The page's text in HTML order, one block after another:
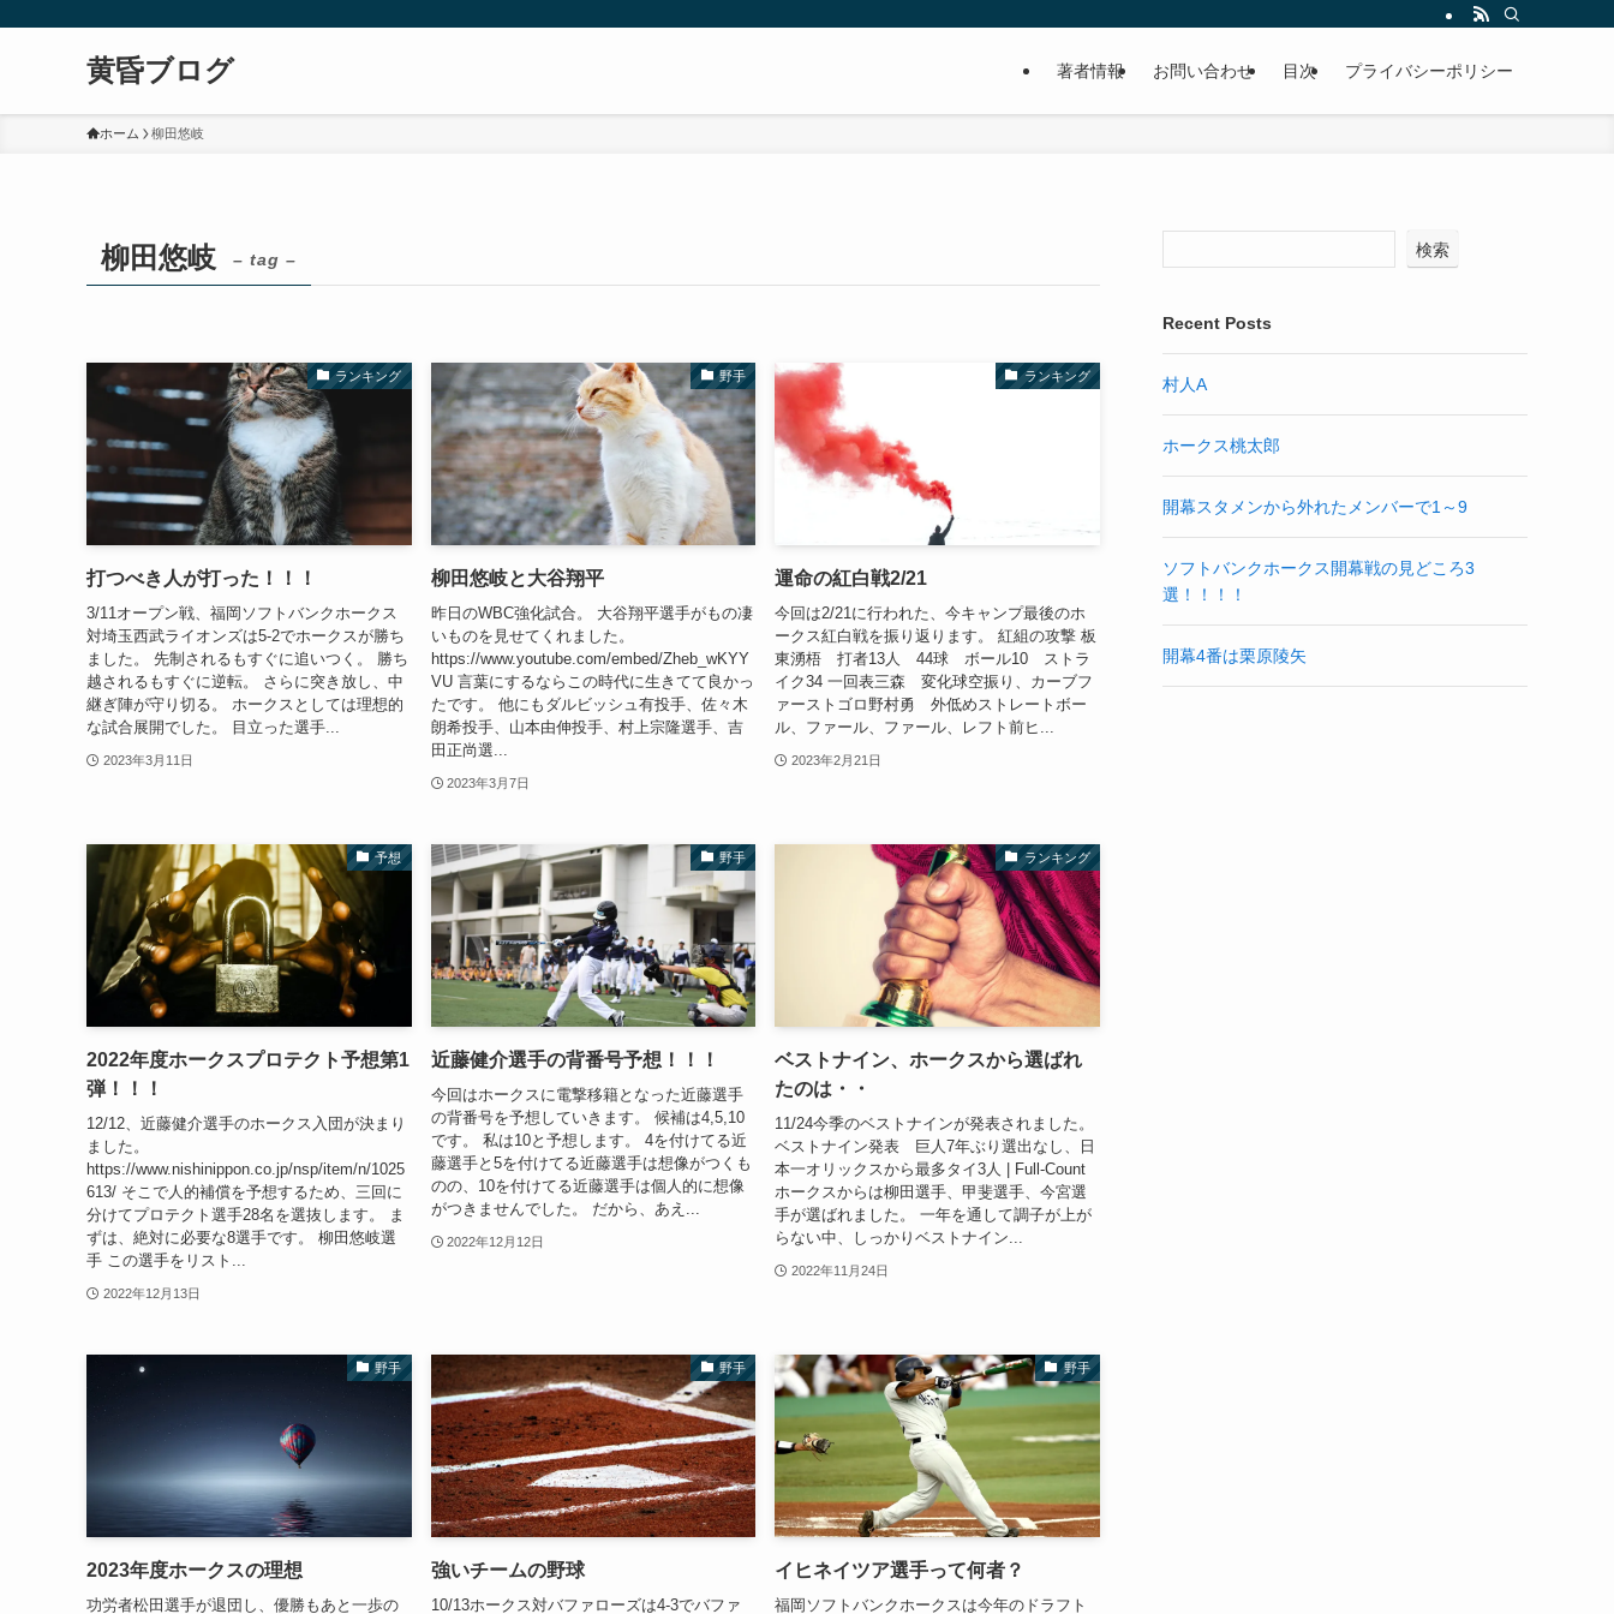
黄昏ブログ 著者情報 お問い合わせ 目次 プライバシーポリシー
ホーム 柳田悠岐
柳田悠岐 – tag –
ランキング
打つべき人が打った！！！
3/11オープン戦、福岡ソフトバンクホークス
対埼玉西武ライオンズは5-2でホークスが勝ち
ました。 先制されるもすぐに追いつく。 勝ち
越されるもすぐに逆転。 さらに突き放し、中
継ぎ陣が守り切る。 ホークスとしては理想的
な試合展開でした。 目立った選手...
2023年3月11日
野手
柳田悠岐と大谷翔平
昨日のWBC強化試合。 大谷翔平選手がもの凄
いものを見せてくれました。
https://www.youtube.com/embed/Zheb_wKYY
VU 言葉にするならこの時代に生きてて良かっ
たです。 他にもダルビッシュ有投手、佐々木
朗希投手、山本由伸投手、村上宗隆選手、吉
田正尚選...
2023年3月7日
ランキング
運命の紅白戦2/21
今回は2/21に行われた、今キャンプ最後のホ
ークス紅白戦を振り返ります。 紅組の攻撃 板
東湧梧 打者13人 44球 ボール10 ストラ
イク34 一回表三森 変化球空振り、カーブフ
ァーストゴロ野村勇 外低めストレートボー
ル、ファール、ファール、レフト前ヒ...
2023年2月21日
予想
2022年度ホークスプロテクト予想第1
弾！！！
12/12、近藤健介選手のホークス入団が決まり
ました。
https://www.nishinippon.co.jp/nsp/item/n/1025
613/ そこで人的補償を予想するため、三回に
分けてプロテクト選手28名を選抜します。 ま
ずは、絶対に必要な8選手です。 柳田悠岐選
手 この選手をリスト...
2022年12月13日
野手
近藤健介選手の背番号予想！！！
今回はホークスに電撃移籍となった近藤選手
の背番号を予想していきます。 候補は4,5,10
です。 私は10と予想します。 4を付けてる近
藤選手と5を付けてる近藤選手は想像がつくも
のの、10を付けてる近藤選手は個人的に想像
がつきませんでした。 だから、あえ...
2022年12月12日
ランキング
ベストナイン、ホークスから選ばれ
たのは・・
11/24今季のベストナインが発表されました。
ベストナイン発表 巨人7年ぶり選出なし、日
本一オリックスから最多タイ3人 | Full-Count
ホークスからは柳田選手、甲斐選手、今宮選
手が選ばれました。 一年を通して調子が上が
らない中、しっかりベストナイン...
2022年11月24日
野手
2023年度ホークスの理想
功労者松田選手が退団し、優勝もあと一歩の
野手
強いチームの野球
10/13ホークス対バファローズは4-3でバファ
野手
イヒネイツア選手って何者？
福岡ソフトバンクホークスは今年のドラフト
検索
Recent Posts
村人A
ホークス桃太郎
開幕スタメンから外れたメンバーで1～9
ソフトバンクホークス開幕戦の見どころ3
選！！！！
開幕4番は栗原陵矢